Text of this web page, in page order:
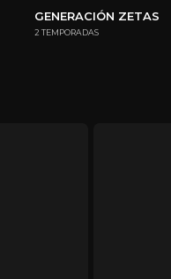
GENERACIÓN ZETAS
2 TEMPORADAS